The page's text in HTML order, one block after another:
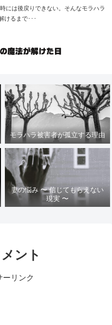
には後戻りできない。そんなモラハラ
けるまで･･･
モラハラ被害者が孤立する理由
妻の悩み 〜 信じてもらえない
現実 〜
ント
ーリンク